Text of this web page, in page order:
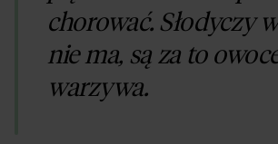
chorować. Słodyczy
nie ma, są za to
warzywa.